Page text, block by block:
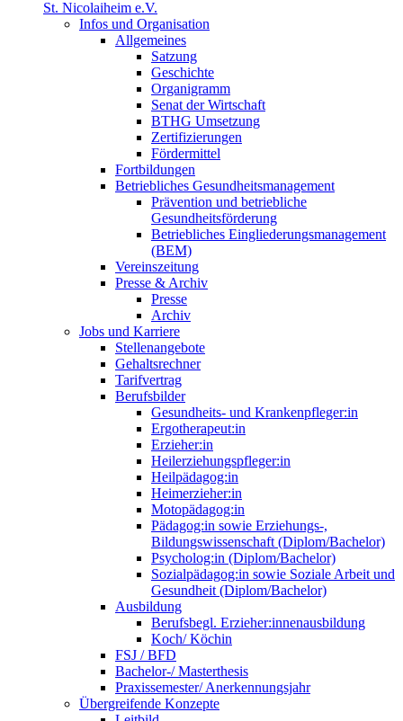
St. Nicolaiheim e.V.
Infos und Organisation
Allgemeines
Satzung
Geschichte
Organigramm
Senat der Wirtschaft
BTHG Umsetzung
Zertifizierungen
Fördermittel
Fortbildungen
Betriebliches Gesundheitsmanagement
Prävention und betriebliche
Gesundheitsförderung
Betriebliches Eingliederungsmanagement
(BEM)
Vereinszeitung
Presse & Archiv
Presse
Archiv
Jobs und Karriere
Stellenangebote
Gehaltsrechner
Tarifvertrag
Berufsbilder
Gesundheits- und Krankenpfleger:in
Ergotherapeut:in
Erzieher:in
Heilerziehungspfleger:in
Heilpädagog:in
Heimerzieher:in
Motopädagog:in
Pädagog:in sowie Erziehungs-,
Bildungswissenschaft (Diplom/Bachelor)
Psycholog:in (Diplom/Bachelor)
Sozialpädagog:in sowie Soziale Arbeit und
Gesundheit (Diplom/Bachelor)
Ausbildung
Berufsbegl. Erzieher:innenausbildung
Koch/ Köchin
FSJ / BFD
Bachelor-/ Masterthesis
Praxissemester/ Anerkennungsjahr
Übergreifende Konzepte